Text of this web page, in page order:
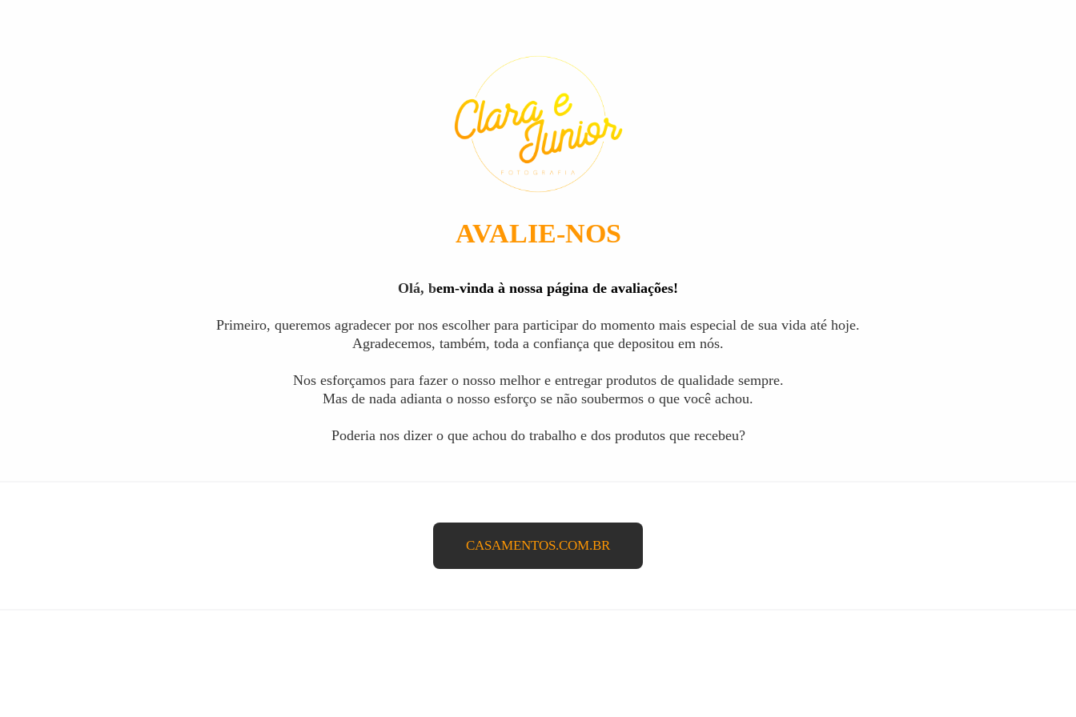
AVALIE-NOS
Olá, bem-vinda à nossa página de avaliações!
Primeiro, queremos agradecer por nos escolher para participar do momento mais especial de sua vida até hoje.
Agradecemos, também, toda a confiança que depositou em nós.
Nos esforçamos para fazer o nosso melhor e entregar produtos de qualidade sempre.
Mas de nada adianta o nosso esforço se não soubermos o que você achou.
Poderia nos dizer o que achou do trabalho e dos produtos que recebeu?
CASAMENTOS.COM.BR